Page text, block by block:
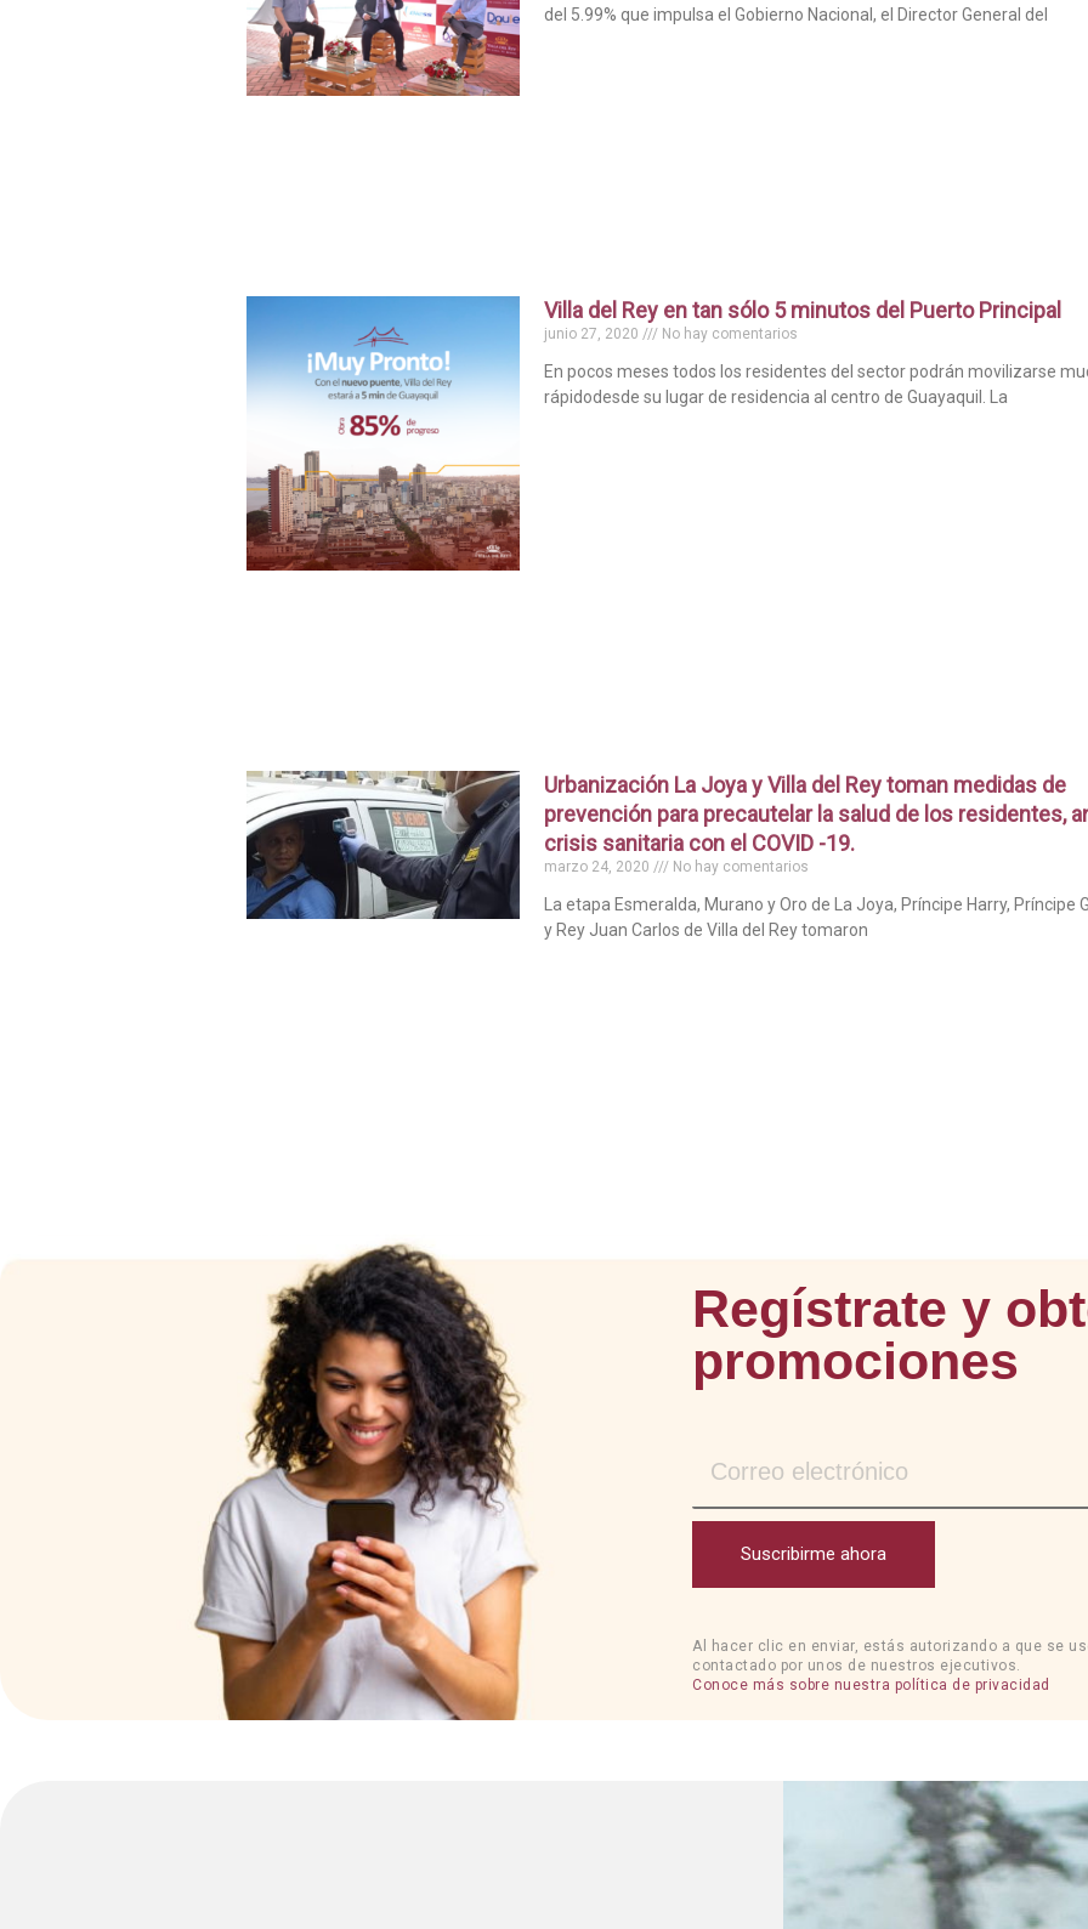
del 5.99% que impulsa el Gobierno Nacional, el Director General del
Villa del Rey en tan sólo 5 minutos del Puerto Principal
junio 27, 2020 No hay comentarios
En pocos meses todos los residentes del sector podrán movilizarse
rápidodesde su lugar de residencia al centro de Guayaquil. La
Urbanización La Joya y Villa del Rey toman medidas de
prevención para precautelar la salud de los residentes,
crisis sanitaria con el COVID -19.
marzo 24, 2020 No hay comentarios
La etapa Esmeralda, Murano y Oro de La Joya, Príncipe Harry, Príncipe
y Rey Juan Carlos de Villa del Rey tomaron
Regístrate y
promociones
Suscribirme ahora
Al hacer clic en enviar, estás autorizando a que se
contactado por unos de nuestros ejecutivos.
Conoce más sobre nuestra política de privacidad